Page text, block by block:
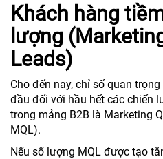
Khách hàng
lượng
Leads)
Cho đến nay, chỉ số quan
đầu đối với hầu hết các chiến
trong mảng B2B là Marketing
MQL).
Nếu số lượng MQL được tạo